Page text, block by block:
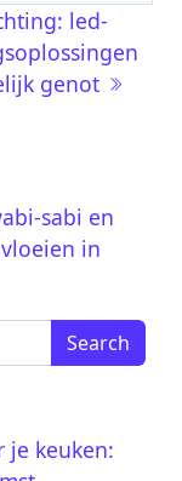
led-
genot
sabi en
in
je keuken: